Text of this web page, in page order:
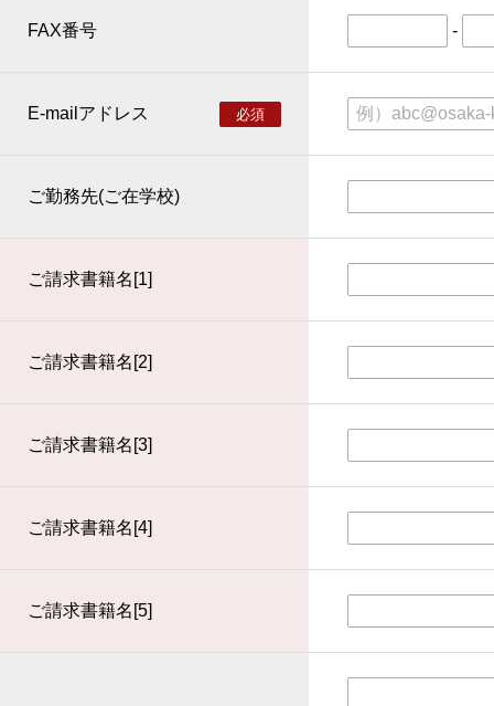
FAX番号 -
E-mailアドレス 必須
ご勤務先(ご在学校)
ご請求書籍名[1]
ご請求書籍名[2]
ご請求書籍名[3]
ご請求書籍名[4]
ご請求書籍名[5]